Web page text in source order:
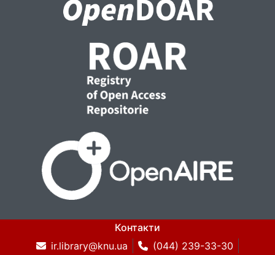
Контакти
ir.library@knu.ua
(044) 239-33-30